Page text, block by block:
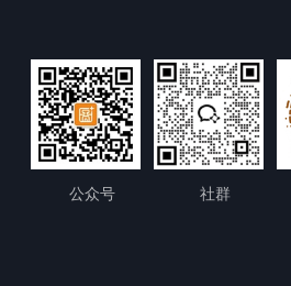
公众号
社群